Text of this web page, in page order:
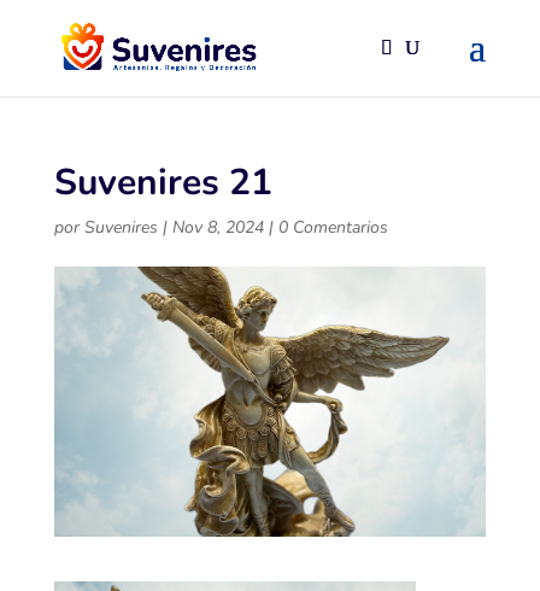
Suvenires 21
porSuvenires | Nov 8, 2024| 0 Comentarios